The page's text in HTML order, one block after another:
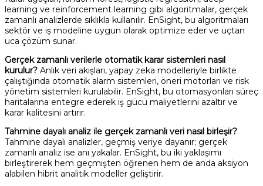
learning ve reinforcement learning gibi algoritmalar, gerçek
zamanlı analizlerde sıklıkla kullanılır. EnSight, bu algoritmaları
sektör ve iş modeline uygun olarak optimize eder ve uçtan
uca çözüm sunar.
Gerçek zamanlı verilerle otomatik karar sistemleri nasıl
kurulur? Anlık veri akışları, yapay zeka modelleriyle birlikte
çalıştığında otomatik alarm sistemleri, öneri motorları ve risk
yönetim sistemleri kurulabilir. EnSight, bu otomasyonları süreç
haritalarına entegre ederek iş gücü maliyetlerini azaltır ve
karar kalitesini artırır.
Tahmine dayalı analiz ile gerçek zamanlı veri nasıl birleşir?
Tahmine dayalı analizler, geçmiş veriye dayanır; gerçek
zamanlı analiz ise anı yakalar. EnSight, bu iki yaklaşımı
birleştirerek hem geçmişten öğrenen hem de anda aksiyon
alabilen hibrit analitik modeller geliştirir.